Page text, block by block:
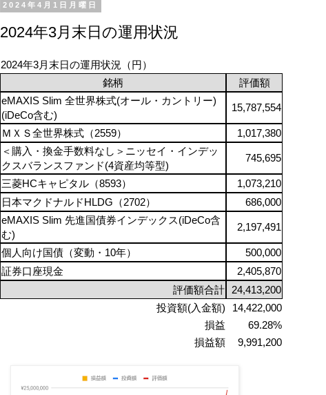
2024年4月1日月曜日
2024年3月末日の運用状況
2024年3月末日の運用状況（円）
銘柄
評価額
eMAXIS Slim 全世界株式(オール・カントリー)
(iDeCo含む)
15,787,554
ＭＸＳ全世界株式（2559）
1,017,380
＜購入・換金手数料なし＞ニッセイ・インデッ
クスバランスファンド(4資産均等型)
745,695
三菱HCキャピタル（8593）
1,073,210
日本マクドナルドHLDG（2702）
686,000
eMAXIS Slim 先進国債券インデックス(iDeCo含
む)
2,197,491
個人向け国債（変動・10年）
500,000
証券口座現金
2,405,870
評価額合計
24,413,200
投資額(入金額)
14,422,000
損益
69.28%
損益額
9,991,200